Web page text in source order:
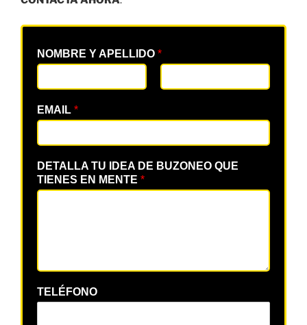
NOMBRE Y APELLIDO *
EMAIL *
DETALLA TU IDEA DE BUZONEO QUE
TIENES EN MENTE *
TELÉFONO